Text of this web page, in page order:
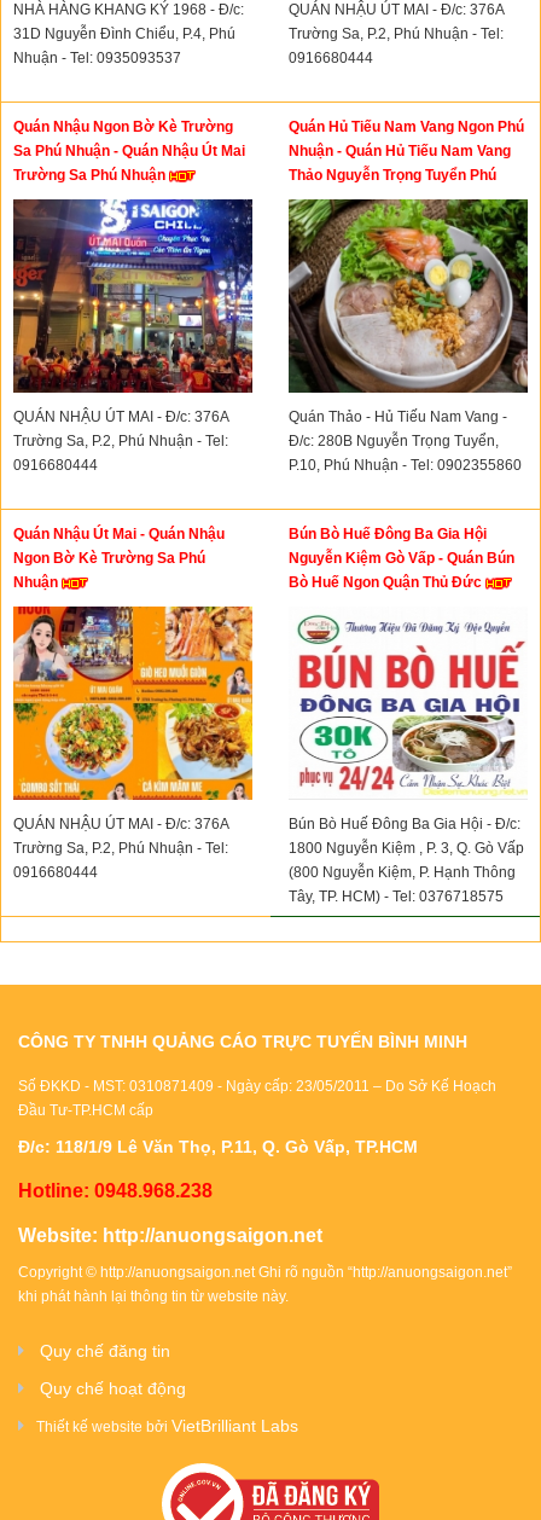
NHÀ HÀNG KHANG KÝ 1968 - Đ/c:
31D Nguyễn Đình Chiểu, P.4, Phú
Nhuận - Tel: 0935093537
QUÁN NHẬU ÚT MAI - Đ/c: 376A
Trường Sa, P.2, Phú Nhuận - Tel:
0916680444
Quán Nhậu Ngon Bờ Kè Trường
Sa Phú Nhuận - Quán Nhậu Út Mai
Trường Sa Phú Nhuận
QUÁN NHẬU ÚT MAI - Đ/c: 376A
Trường Sa, P.2, Phú Nhuận - Tel:
0916680444
Quán Hủ Tiếu Nam Vang Ngon Phú
Nhuận - Quán Hủ Tiếu Nam Vang
Thảo Nguyễn Trọng Tuyển Phú
Nhuận
Quán Thảo - Hủ Tiếu Nam Vang -
Đ/c: 280B Nguyễn Trọng Tuyển,
P.10, Phú Nhuận - Tel: 0902355860
Quán Nhậu Út Mai - Quán Nhậu
Ngon Bờ Kè Trường Sa Phú
Nhuận
QUÁN NHẬU ÚT MAI - Đ/c: 376A
Trường Sa, P.2, Phú Nhuận - Tel:
0916680444
Bún Bò Huế Đông Ba Gia Hội
Nguyễn Kiệm Gò Vấp - Quán Bún
Bò Huế Ngon Quận Thủ Đức
Bún Bò Huế Đông Ba Gia Hội - Đ/c:
1800 Nguyễn Kiệm , P. 3, Q. Gò Vấp
(800 Nguyễn Kiệm, P. Hạnh Thông
Tây, TP. HCM) - Tel: 0376718575
CÔNG TY TNHH QUẢNG CÁO TRỰC TUYẾN BÌNH MINH
Số ĐKKD - MST: 0310871409 - Ngày cấp: 23/05/2011 – Do Sở Kế Hoạch
Đầu Tư-TP.HCM cấp
Đ/c: 118/1/9 Lê Văn Thọ, P.11, Q. Gò Vấp, TP.HCM
Hotline: 0948.968.238
Website: http://anuongsaigon.net
Copyright © http://anuongsaigon.netGhi rõ nguồn “http://anuongsaigon.net”
khi phát hành lại thông tin từ website này.
Quy chế đăng tin
Quy chế hoạt động
Thiết kế website bởi VietBrilliant Labs